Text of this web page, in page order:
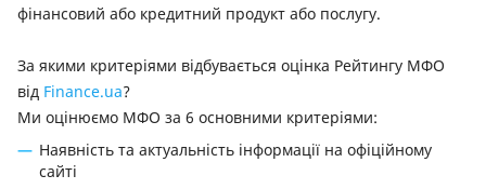
фінансовий або кредитний продукт або послугу.
За якими критеріями відбувається оцінка Рейтингу МФО
від Finance.ua?
Ми оцінюємо МФО за 6 основними критеріями:
Наявність та актуальність інформації на офіційному
сайті